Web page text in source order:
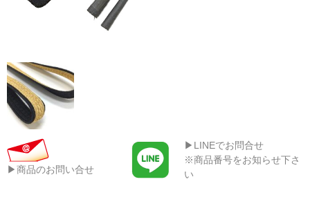
▶商品のお問い合せ
▶LINEでお問合せ
※商品番号をお知らせ下さ
い